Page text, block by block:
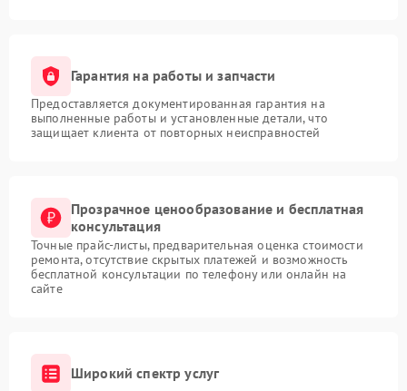
Гарантия на работы и запчасти
Предоставляется документированная гарантия на
выполненные работы и установленные детали, что
защищает клиента от повторных неисправностей
Прозрачное ценообразование и бесплатная
консультация
Точные прайс-листы, предварительная оценка стоимости
ремонта, отсутствие скрытых платежей и возможность
бесплатной консультации по телефону или онлайн на
сайте
Широкий спектр услуг